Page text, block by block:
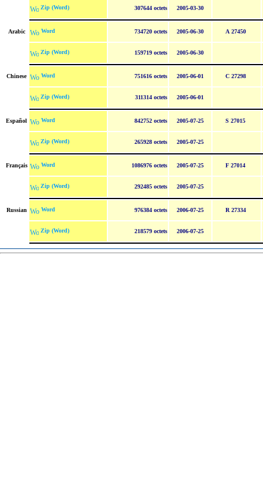
Zip (Word) 307644 octets 2005-03-30
Arabic Word 734720 octets 2005-06-30 A 27450
Zip (Word) 159719 octets 2005-06-30
Chinese Word 751616 octets 2005-06-01 C 27298
Zip (Word) 311314 octets 2005-06-01
Español Word 842752 octets 2005-07-25 S 27015
Zip (Word) 265928 octets 2005-07-25
Français Word 1086976 octets 2005-07-25 F 27014
Zip (Word) 292485 octets 2005-07-25
Russian Word 976384 octets 2006-07-25 R 27334
Zip (Word) 218579 octets 2006-07-25